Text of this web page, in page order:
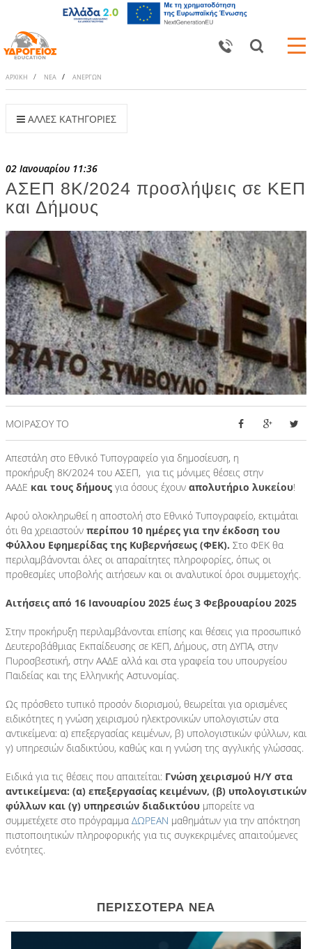
Υδρόγειος Education Εκπαιδευτική Ρομποτική
Υδρόγειος Καμάρα
Υδρόγειος Education Εκπαιδευτική Ρομποτική
ΑΡΧΙΚΗ ΝΕΑ ΑΝΕΡΓΩΝ
ΑΛΛΕΣ ΚΑΤΗΓΟΡΙΕΣ
02 Ιανουαρίου 11:36
ΑΣΕΠ 8Κ/2024 προσλήψεις σε ΚΕΠ
και Δήμους
ΜΟΙΡΑΣΟΥ ΤΟ
Απεστάλη στο Εθνικό Τυπογραφείο για δημοσίευση, η
προκήρυξη 8Κ/2024 του ΑΣΕΠ, για τις μόνιμες θέσεις στην
ΑΑΔΕ και τους δήμους για όσους έχουν απολυτήριο λυκείου!
Αφού ολοκληρωθεί η αποστολή στο Εθνικό Τυπογραφείο, εκτιμάται
ότι θα χρειαστούν περίπου 10 ημέρες για την έκδοση του
Φύλλου Εφημερίδας της Κυβερνήσεως (ΦΕΚ). Στο ΦΕΚ θα
περιλαμβάνονται όλες οι απαραίτητες πληροφορίες, όπως οι
προθεσμίες υποβολής αιτήσεων και οι αναλυτικοί όροι συμμετοχής.
Αιτήσεις από 16 Ιανουαρίου 2025 έως 3 Φεβρουαρίου 2025
Στην προκήρυξη περιλαμβάνονται επίσης και θέσεις για προσωπικό
Δευτεροβάθμιας Εκπαίδευσης σε ΚΕΠ, Δήμους, στη ΔΥΠΑ, στην
Πυροσβεστική, στην ΑΑΔΕ αλλά και στα γραφεία του υπουργείου
Παιδείας και της Ελληνικής Αστυνομίας.
Ως πρόσθετο τυπικό προσόν διορισμού, θεωρείται για ορισμένες
ειδικότητες η γνώση χειρισμού ηλεκτρονικών υπολογιστών στα
αντικείμενα: α) επεξεργασίας κειμένων, β) υπολογιστικών φύλλων, και
γ) υπηρεσιών διαδικτύου, καθώς και η γνώση της αγγλικής γλώσσας.
Ειδικά για τις θέσεις που απαιτείται: Γνώση χειρισμού Η/Υ στα
αντικείμενα: (α) επεξεργασίας κειμένων, (β) υπολογιστικών
φύλλων και (γ) υπηρεσιών διαδικτύου μπορείτε να
συμμετέχετε στο πρόγραμμα ΔΩΡΕΑΝ μαθημάτων για την απόκτηση
πιστοποιητικών πληροφορικής για τις συγκεκριμένες απαιτούμενες
ενότητες.
ΠΕΡΙΣΣΟΤΕΡΑ ΝΕΑ